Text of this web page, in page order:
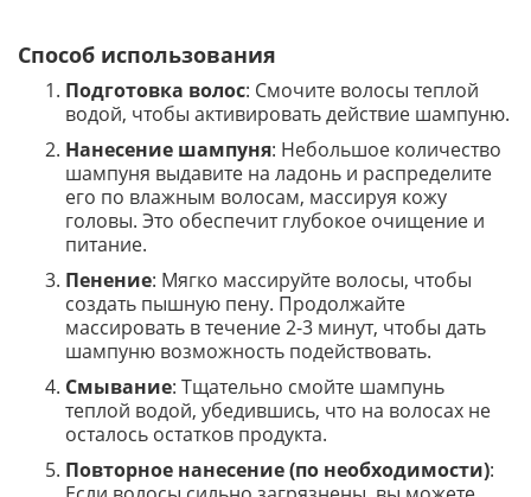
Способ использования
Подготовка волос: Смочите волосы теплой
водой, чтобы активировать действие шампуню.
Нанесение шампуня: Небольшое количество
шампуня выдавите на ладонь и распределите
его по влажным волосам, массируя кожу
головы. Это обеспечит глубокое очищение и
питание.
Пенение: Мягко массируйте волосы, чтобы
создать пышную пену. Продолжайте
массировать в течение 2-3 минут, чтобы дать
шампуню возможность подействовать.
Смывание: Тщательно смойте шампунь
теплой водой, убедившись, что на волосах не
осталось остатков продукта.
Повторное нанесение (по необходимости):